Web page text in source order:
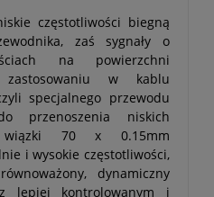
częstotliwości biegną
zaś sygnały o
na powierzchni
zastosowaniu w kablu
specjalnego przewodu
przenoszenia niskich
wiązki 70 x 0.15mm
i wysokie częstotliwości,
dynamiczny
lepiej kontrolowanym i